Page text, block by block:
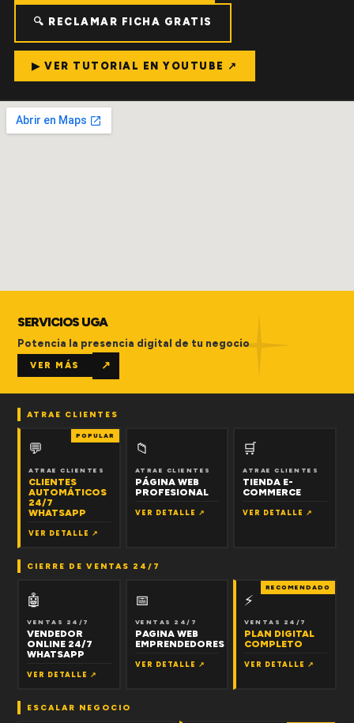
🔍 RECLAMAR FICHA GRATIS
▶ VER TUTORIAL EN YOUTUBE ↗
SERVICIOS UGA
Potencia la presencia digital de tu negocio
VER MÁS ↗
ATRAE CLIENTES
POPULAR
💬
ATRAE CLIENTES
CLIENTES
AUTOMÁTICOS
24/7
WHATSAPP
VER DETALLE ↗
📁
ATRAE CLIENTES
PÁGINA WEB
PROFESIONAL
VER DETALLE ↗
🛒
ATRAE CLIENTES
TIENDA E-
COMMERCE
VER DETALLE ↗
CIERRE DE VENTAS 24/7
🤖
VENTAS 24/7
VENDEDOR
ONLINE 24/7
WHATSAPP
VER DETALLE ↗
📅
VENTAS 24/7
PAGINA WEB
EMPRENDEDORES
VER DETALLE ↗
RECOMENDADO
⚡
VENTAS 24/7
PLAN DIGITAL
COMPLETO
VER DETALLE ↗
ESCALAR NEGOCIO